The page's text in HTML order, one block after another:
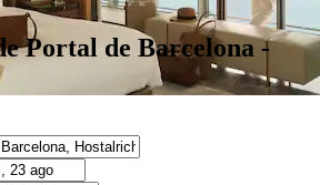
Portal de Barcelona -